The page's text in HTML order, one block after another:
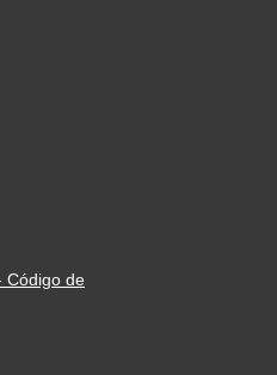
Código de